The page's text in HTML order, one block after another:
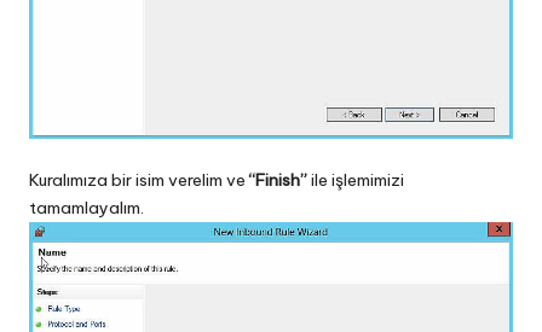
Kuralımıza bir isim verelim ve“Finish”ile işlemimizi
tamamlayalım.